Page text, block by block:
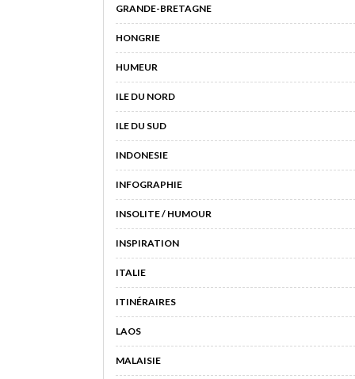
GRANDE-BRETAGNE
HONGRIE
HUMEUR
ILE DU NORD
ILE DU SUD
INDONESIE
INFOGRAPHIE
INSOLITE / HUMOUR
INSPIRATION
ITALIE
ITINÉRAIRES
LAOS
MALAISIE